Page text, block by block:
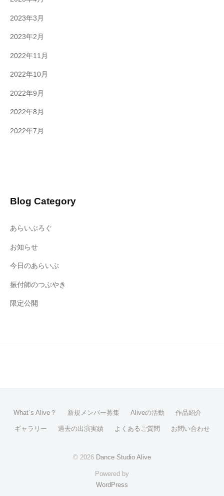
2023年3月
2023年2月
2022年11月
2022年10月
2022年9月
2022年8月
2022年7月
Blog Category
あらいぶろぐ
お知らせ
今日のあらいぶ
振付師のつぶやき
限定公開
What`s Alive？ 新規メンバー募集 Aliveの活動 作品紹介
ギャラリー 過去の出演実績 よくあるご質問 お問い合わせ
© 2026 Dance Studio Alive
Powered by
WordPress